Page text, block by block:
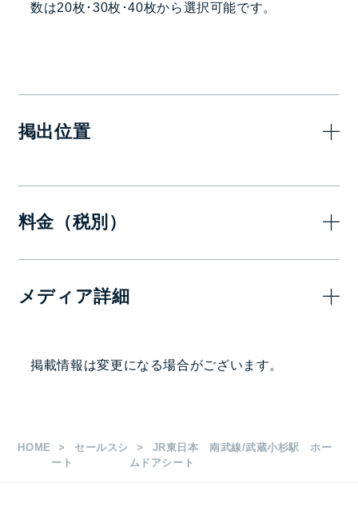
数は20枚･30枚･40枚から選択可能です。
掲出位置
料金（税別）
半月
ホームドア側面20枚
ホームドア側面30枚 1,200,000
メディア詳細
20枚/30枚/40枚
掲載情報は変更になる場合がございます。
HOME
セールスシ
ート
JR東日本 南武線/武蔵小杉駅 ホー
ムドアシート